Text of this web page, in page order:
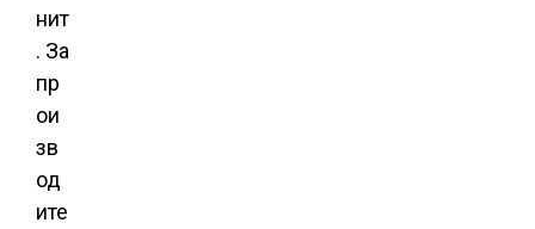
нит
. За
пр
ои
зв
од
ите